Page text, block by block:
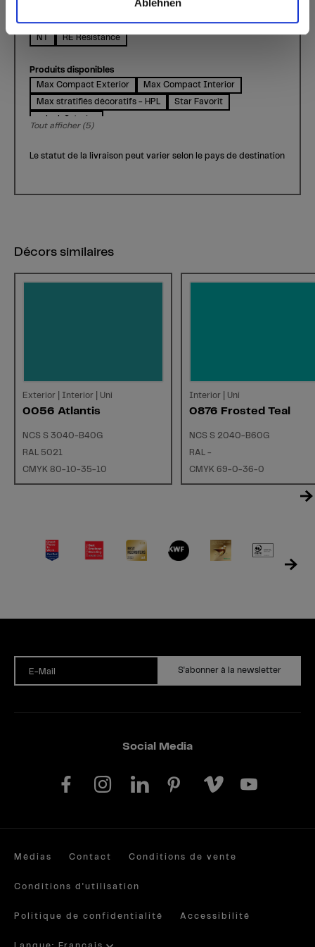
FH Fin martelé
IP Interior Plus MT Matt NH Hexa
NT RE Resistance
Produits disponibles
Max Compact Exterior
Max Compact Interior
Max stratifiés décoratifs - HPL Star Favorit
Tout afficher (5)
Le statut de la livraison peut varier selon le pays de destination
Décors similaires
Exterior | Interior | Uni
0056 Atlantis
NCS S 3040-B40G
RAL 5021
CMYK 80-10-35-10
Interior | Uni
0876 Frosted Teal
NCS S 2040-B60G
RAL -
CMYK 69-0-36-0
E-Mail S'abonner à la newsletter
Social Media
Médias Contact Conditions de vente
Conditions d'utilisation
Politique de confidentialité Accessibilité